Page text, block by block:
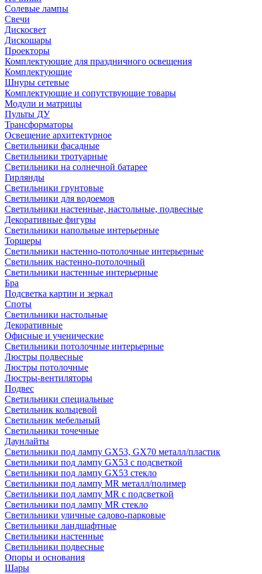
Солевые лампы
Свечи
Дискосвет
Дискошары
Проекторы
Комплектующие для праздничного освещения
Комплектующие
Шнуры сетевые
Комплектующие и сопутствующие товары
Модули и матрицы
Пульты ДУ
Трансформаторы
Освещение архитектурное
Светильники фасадные
Светильники тротуарные
Светильники на солнечной батарее
Гирлянды
Светильники грунтовые
Светильники для водоемов
Светильники настенные, настольные, подвесные
Декоративные фигуры
Светильники напольные интерьерные
Торшеры
Светильники настенно-потолочные интерьерные
Светильник настенно-потолочный
Светильники настенные интерьерные
Бра
Подсветка картин и зеркал
Споты
Светильники настольные
Декоративные
Офисные и ученические
Светильники потолочные интерьерные
Люстры подвесные
Люстры потолочные
Люстры-вентиляторы
Подвес
Светильники специальные
Светильник кольцевой
Светильник мебельный
Светильники точечные
Даунлайты
Светильники под лампу GX53, GX70 металл/пластик
Светильники под лампу GX53 с подсветкой
Светильники под лампу GX53 стекло
Светильники под лампу MR металл/полимер
Светильники под лампу MR с подсветкой
Светильники под лампу MR стекло
Светильники уличные садово-парковые
Светильники ландшафтные
Светильники настенные
Светильники подвесные
Опоры и основания
Шары